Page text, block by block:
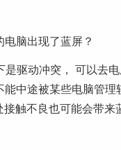
脑出现了蓝屏？
是驱动冲突， 可以去
中途被某些电脑管理
触不良也可能会带